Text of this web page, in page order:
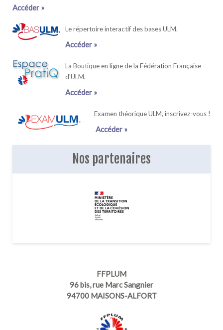
Accéder »
Le répertoire interactif des bases ULM.
Accéder »
La Boutique en ligne de la Fédération Française
d'ULM.
Accéder »
Examen théorique ULM, inscrivez-vous !
Accéder »
Nos partenaires
FFPLUM
96 bis, rue Marc Sangnier
94700 MAISONS-ALFORT